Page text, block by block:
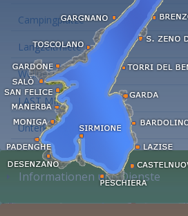
Campingplätze
Langzeitmiete
Wellness Hotel
LAST MINUTE
Unterkunft suchen...
Informationen und Dienste